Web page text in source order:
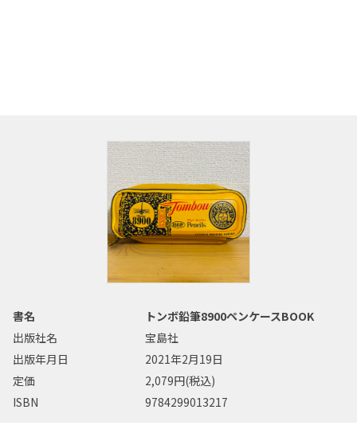
書名
トンボ鉛筆8900ペンケースBOOK
出版社名
宝島社
出版年月日
2021年2月19日
定価
2,079円(税込)
ISBN
9784299013217